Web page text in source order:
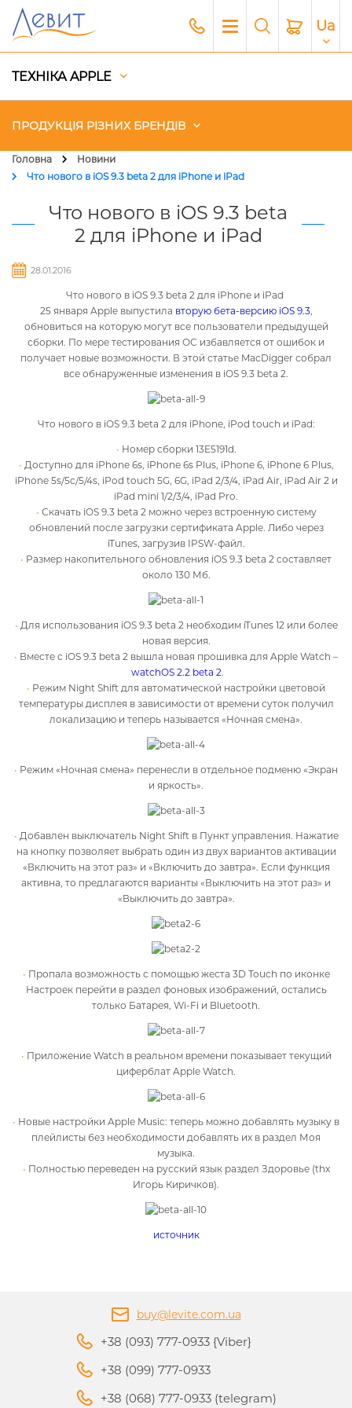
Ua
ТЕХНІКА APPLE
ПРОДУКЦІЯ РІЗНИХ БРЕНДІВ
Чохли
Акустика
Гаджети
Платний сервіс Apple
Головна
Новини
Что нового в iOS 9.3 beta 2 для iPhone и iPad
Что нового в iOS 9.3 beta
2 для iPhone и iPad
28.01.2016
Что нового в iOS 9.3 beta 2 для iPhone и iPad
25 января Apple выпустила вторую бета-версию iOS 9.3,
обновиться на которую могут все пользователи предыдущей
сборки. По мере тестирования ОС избавляется от ошибок и
получает новые возможности. В этой статье MacDigger собрал
все обнаруженные изменения в iOS 9.3 beta 2.
Что нового в iOS 9.3 beta 2 для iPhone, iPod touch и iPad:
Номер сборки 13E5191d.
Доступно для iPhone 6s, iPhone 6s Plus, iPhone 6, iPhone 6 Plus,
iPhone 5s/5c/5/4s, iPod touch 5G, 6G, iPad 2/3/4, iPad Air, iPad Air 2 и
iPad mini 1/2/3/4, iPad Pro.
Скачать iOS 9.3 beta 2 можно через встроенную систему
обновлений после загрузки сертификата Apple. Либо через
iTunes, загрузив IPSW-файл.
Размер накопительного обновления iOS 9.3 beta 2 составляет
около 130 Мб.
Для использования iOS 9.3 beta 2 необходим iTunes 12 или более
новая версия.
Вместе с iOS 9.3 beta 2 вышла новая прошивка для Apple Watch –
watchOS 2.2 beta 2.
Режим Night Shift для автоматической настройки цветовой
температуры дисплея в зависимости от времени суток получил
локализацию и теперь называется «Ночная смена».
Режим «Ночная смена» перенесли в отдельное подменю «Экран
и яркость».
Добавлен выключатель Night Shift в Пункт управления. Нажатие
на кнопку позволяет выбрать один из двух вариантов активации
«Включить на этот раз» и «Включить до завтра». Если функция
активна, то предлагаются варианты «Выключить на этот раз» и
«Выключить до завтра».
Пропала возможность с помощью жеста 3D Touch по иконке
Настроек перейти в раздел фоновых изображений, остались
только Батарея, Wi-Fi и Bluetooth.
Приложение Watch в реальном времени показывает текущий
циферблат Apple Watch.
Новые настройки Apple Music: теперь можно добавлять музыку в
плейлисты без необходимости добавлять их в раздел Моя
музыка.
Полностью переведен на русский язык раздел Здоровье (thx
Игорь Киричков).
источник
buy@levite.com.ua
+38 (093) 777-0933 {Viber}
+38 (099) 777-0933
+38 (068) 777-0933 (telegram)